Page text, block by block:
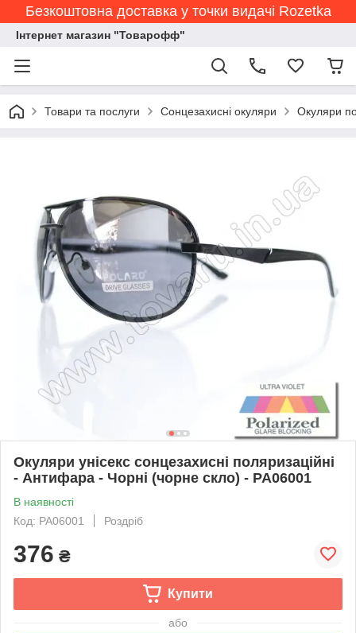
Безкоштовна доставка у точки видачі Rozetka
Інтернет магазин "Товарофф"
Товари та послуги Сонцезахисні окуляри Окуляри
Окуляри унісекс сонцезахисні поляризаційні
- Антифара - Чорні (чорне скло) - PA06001
В наявності
Код: PA06001
Роздріб
376 ₴
Купити
або